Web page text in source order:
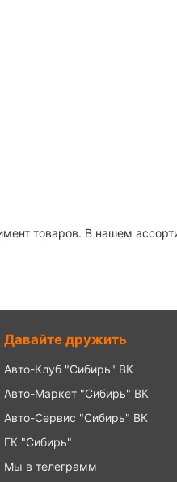
товаров. В нашем
Давайте дружить
Авто-Клуб "Сибирь" ВК
Авто-Маркет "Сибирь" ВК
Авто-Сервис "Сибирь" ВК
ГК "Сибирь"
Мы в телеграмм